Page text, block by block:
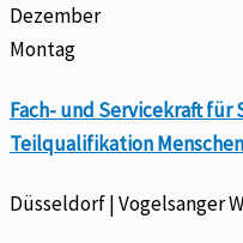
Dezember
Montag
Fach- und Servicekraft
Teilqualifikation
Düsseldorf | Vogelsanger